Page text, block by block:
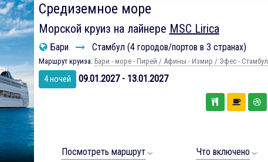
Средиземное море
Морской круиз на лайнере MSC Lirica
Бари Стамбул (4 городов/портов в 3 странах)
Маршрут круиза: Бари - море - Пирей / Афины - Измир / Эфес - Стамбул
4 ночей 09.01.2027 - 13.01.2027
Посмотреть маршрут Что включено